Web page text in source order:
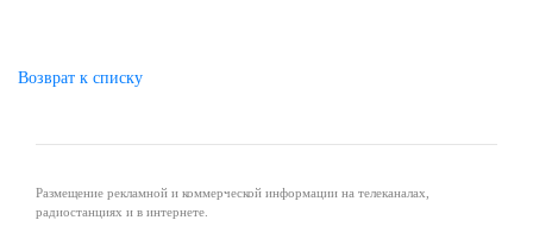
Возврат к списку
Размещение рекламной и коммерческой информации на телеканалах,
радиостанциях и в интернете.